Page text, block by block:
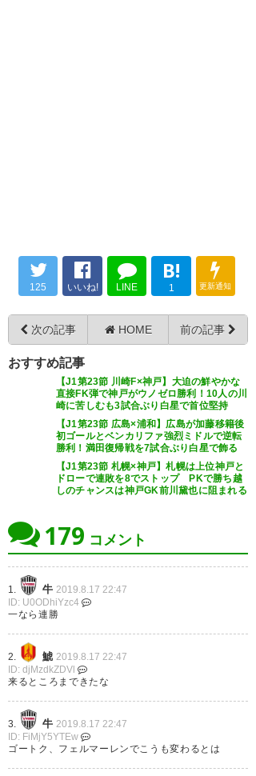
月 17
利するとは…もう今までとは全
く別のチームだわこれ #ヴィッ
セル神戸
— ぽーくソテー (porksaute)
2019, 8月 17
試合終了！！６試合ぶりの３ポ
イント！！ ウチにおけるフィン
たような感じがする完勝と言っ
ていい試合だったと思う。
#vissel
— M.Y.Prez. (my_prez170)
2019, 8月 17
守備が安定する事で、サンペー
ルも以前より動きが良くなって
きてるし、それによってイニエ
https://t.co/7gfWPwVAke
— 真鍋卓也（Takuya
Manabe） (mana_taku)2019,
8月 17
勝利！！✌️ Victory!! ✌️
#visselkobe #ヴィッセル神戸 #
神戸vs浦和
https://t.co/6vQmy5MTq3
— ヴィッセル神戸 (visselkobe)
2019, 8月 17
125 いいね! LINE
B!
1 更新通知
次の記事 HOME 前の記事
おすすめ記事
【J1第23節 川崎F×神戸】大迫の鮮やかな
直接FK弾で神戸がウノゼロ勝利！10人の川
崎に苦しむも3試合ぶり白星で首位堅持
【J1第23節 広島×浦和】広島が加藤移籍後
初ゴールとベンカリファ強烈ミドルで逆転
勝利！満田復帰戦を7試合ぶり白星で飾る
【J1第23節 札幌×神戸】札幌は上位神戸と
ドローで連敗を8でストップ PKで勝ち越
しのチャンスは神戸GK前川黛也に阻まれる
179 コメント
1. 牛 2019.8.17 22:47
ID: U0ODhiYzc4
一なら連勝
2. 鯱 2019.8.17 22:47
ID: djMzdkZDVl
来るところまできたな
3. 牛 2019.8.17 22:47
ID: FiMjY5YTEw
ゴートク、フェルマーレンでこうも変わるとは